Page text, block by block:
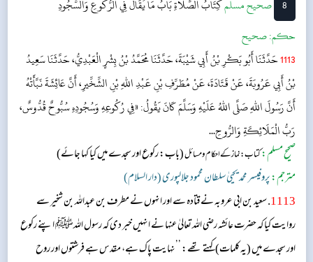
8 ‌صحيح مسلمكِتَابُ الصَّلَاةِبَابُ مَا يُقَالُ فِي الرُّكُوعِ وَالسُّجُودِ
حکم:صحیح
1113حَدَّثَنَا أَبُو بَكْرِ بْنُ أَبِي شَيْبَةَ، حَدَّثَنَا مُحَمَّدُ بْنُ بِشْرٍ الْعَبْدِيُّ، حَدَّثَنَا سَعِيدُ
بْنُ أَبِي عَرُوبَةَ، عَنْ قَتَادَةَ، عَنْ مُطَرِّفِ بْنِ عَبْدِ اللهِ بْنِ الشِّخِّيرِ، أَنَّ عَائِشَةَ نَبَّأَتْهُ
أَنَّ رَسُولَ اللهِ صَلَّى اللهُ عَلَيْهِ وَسَلَّمَ كَانَ يَقُولُ: «فِي رُكُوعِهِ وَسُجُودِهِ سُبُّوحٌ قُدُّوسٌ،
رَبُّ الْمَلَائِكَةِ وَالرُّوحِ...
صحیح مسلم:کتاب: نماز کے احکام ومسائل(باب: رکوع اور سجدے میں کیا کہا جائے)
مترجم:پروفیسر محمد یحییٰ سلطان محمود جلالپوری (دار السلام)
1113 . سعید بن ابی عروبہ نے قتادہ سے اور انہوں نے مطرف بن عبداللہ بن شخیر سے
روایت کیا کہ حضرت عائشہ‬ رضی اللہ تعالیٰ عنہا ن‬ے انہیں خبر دی کہ رسول اللہﷺ اپنے رکوع
اور سجدے میں (یہ کلمات) کہتے تھے: ’’نہایت پاک ہے، مقدس ہے فرشتوں اور روح